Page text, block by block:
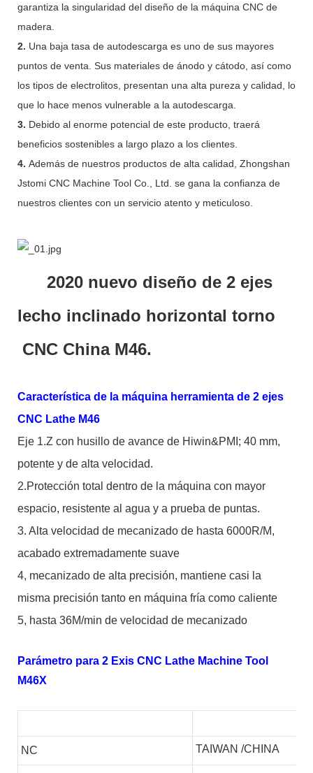
garantiza la singularidad del diseño de la máquina CNC de
madera.
2. Una baja tasa de autodescarga es uno de sus mayores
puntos de venta. Sus materiales de ánodo y cátodo, así como
los tipos de electrolitos, presentan una alta pureza y calidad, lo
que lo hace menos vulnerable a la autodescarga.
3. Debido al enorme potencial de este producto, traerá
beneficios sostenibles a largo plazo a los clientes.
4. Además de nuestros productos de alta calidad, Zhongshan
Jstomi CNC Machine Tool Co., Ltd. se gana la confianza de
nuestros clientes con un servicio atento y meticuloso.
2020 nuevo diseño de 2 ejes
lecho inclinado horizontal torno
CNC China M46.
Característica de la máquina herramienta de 2 ejes
CNC Lathe M46
Eje 1.Z con husillo de avance de Hiwin&PMI; 40 mm,
potente y de alta velocidad.
2.Protección total dentro de la máquina con mayor
espacio, resistente al agua y a prueba de puntas.
3. Alta velocidad de mecanizado de hasta 6000R/M,
acabado extremadamente suave
4, mecanizado de alta precisión, mantiene casi la
misma precisión tanto en máquina fría como caliente
5, hasta 36M/min de velocidad de mecanizado
Parámetro para 2 Exis CNC Lathe Machine Tool
M46X
NC TAIWAN /CHINA